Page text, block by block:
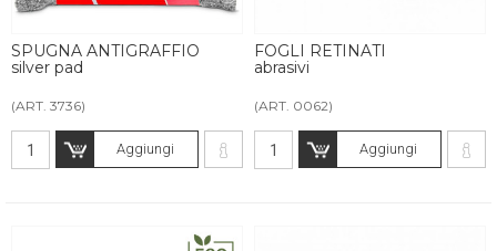
SPUGNA ANTIGRAFFIO
silver pad
(ART. 3736)
Aggiungi
FOGLI RETINATI
abrasivi
(ART. 0062)
Aggiungi